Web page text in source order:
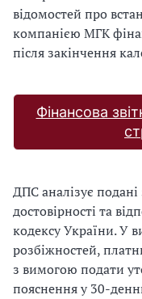
відомостей про
компанією МГК
після закінчення
Фінансова
ДПС аналізує
достовірності та
кодексу України. У
розбіжностей,
з вимогою подати
пояснення у 30-